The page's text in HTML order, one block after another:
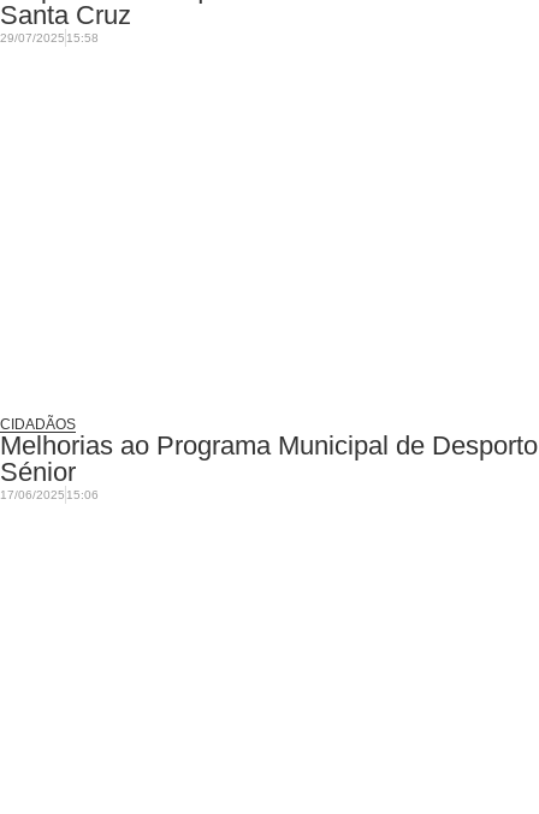
Santa Cruz
29/07/2025 15:58
CIDADÃOS
Melhorias ao Programa Municipal de Desporto
Sénior
17/06/2025 15:06